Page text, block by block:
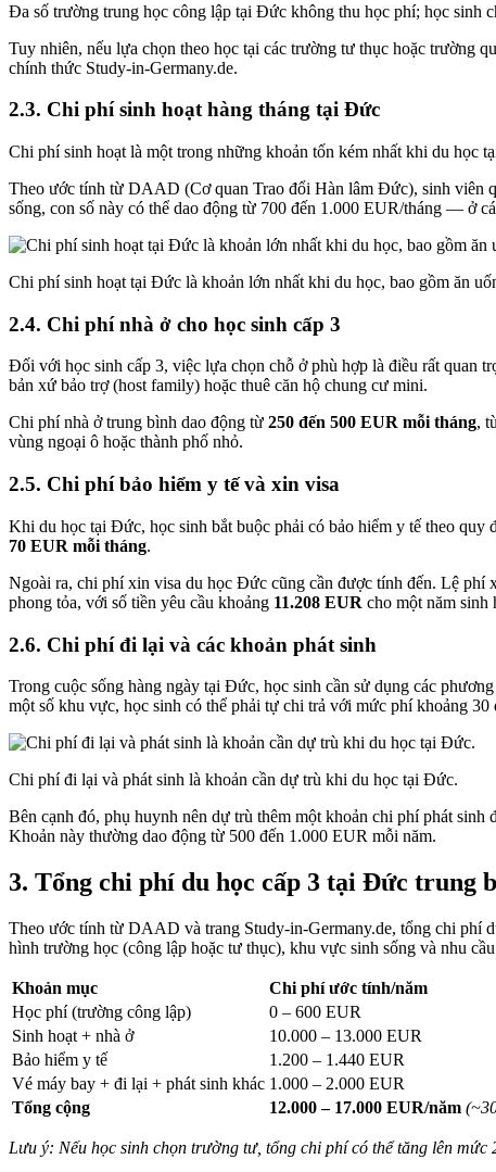
Đa số trường trung học công lập tại Đức không thu học phí; học
Tuy nhiên, nếu lựa chọn theo học tại các trường tư thục hoặc trường
chính thức Study-in-Germany.de.
2.3. Chi phí sinh hoạt hàng tháng tại Đức
Chi phí sinh hoạt là một trong những khoản tốn kém nhất khi du học
Theo ước tính từ DAAD (Cơ quan Trao đổi Hàn lâm Đức), sinh viên
sống, con số này có thể dao động từ 700 đến 1.000 EUR/tháng — ở
Chi phí sinh hoạt tại Đức là khoản lớn nhất khi du học, bao gồm ăn
2.4. Chi phí nhà ở cho học sinh cấp 3
Đối với học sinh cấp 3, việc lựa chọn chỗ ở phù hợp là điều rất quan
bản xứ bảo trợ (host family) hoặc thuê căn hộ chung cư mini.
Chi phí nhà ở trung bình dao động từ 250 đến 500 EUR mỗi tháng,
vùng ngoại ô hoặc thành phố nhỏ.
2.5. Chi phí bảo hiểm y tế và xin visa
Khi du học tại Đức, học sinh bắt buộc phải có bảo hiểm y tế theo
70 EUR mỗi tháng.
Ngoài ra, chi phí xin visa du học Đức cũng cần được tính đến. Lệ phí
phong tỏa, với số tiền yêu cầu khoảng 11.208 EUR cho một năm
2.6. Chi phí đi lại và các khoản phát sinh
Trong cuộc sống hàng ngày tại Đức, học sinh cần sử dụng các
một số khu vực, học sinh có thể phải tự chi trả với mức phí khoảng 30
Chi phí đi lại và phát sinh là khoản cần dự trù khi du học tại Đức.
Bên cạnh đó, phụ huynh nên dự trù thêm một khoản chi phí phát
Khoản này thường dao động từ 500 đến 1.000 EUR mỗi năm.
3. Tổng chi phí du học cấp 3 tại Đức trung
Theo ước tính từ DAAD và trang Study-in-Germany.de, tổng chi phí
hình trường học (công lập hoặc tư thục), khu vực sinh sống và nhu cầu
Khoản mục
Chi phí ước tính/năm
Học phí (trường công lập)
0 – 600 EUR
Sinh hoạt + nhà ở
10.000 – 13.000 EUR
Bảo hiểm y tế
1.200 – 1.440 EUR
Vé máy bay + đi lại + phát sinh khác 1.000 – 2.000 EUR
Tổng cộng
12.000 – 17.000 EUR/năm
Lưu ý: Nếu học sinh chọn trường tư, tổng chi phí có thể tăng lên